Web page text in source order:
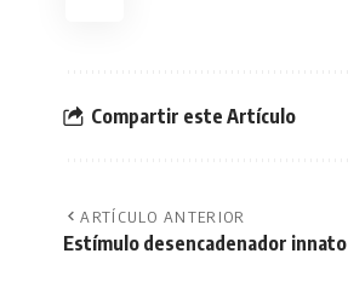
Compartir este Artículo
ARTÍCULO ANTERIOR
Estímulo desencadenador innato